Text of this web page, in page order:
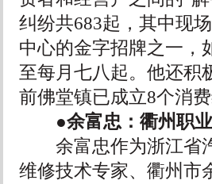
纠纷共683起，其中现
中心的金字招牌之一，
至每月七八起。他还积
前佛堂镇已成立8个消
●余富忠：衢州职业
余富忠作为浙江省汽
维修技术专家、衢州市